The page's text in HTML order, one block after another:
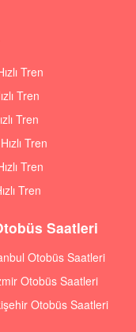
Tren
Tren
Tren
Tren
Tren
Tren
Saatleri
Otobüs Saatleri
Otobüs Saatleri
Otobüs Saatleri